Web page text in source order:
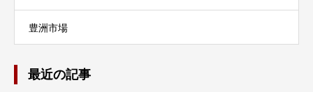
豊洲市場
最近の記事